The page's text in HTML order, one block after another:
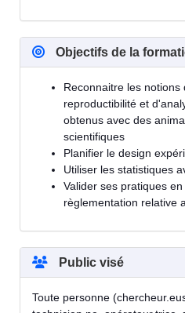
Objectifs de la
Reconnaitre les notions
reproductibilité et
obtenus avec des
scientifiques
Planifier le design
Utiliser les statistiques
Valider ses pratiques
règlementation relative
Public visé
Toute personne